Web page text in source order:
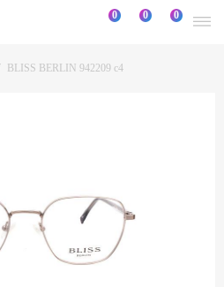
0 0 0
BLISS BERLIN 942209 c4